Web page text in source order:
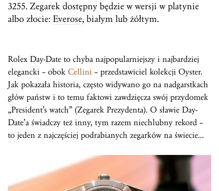
3255. Zegarek dostępny będzie w wersji w platynie
albo złocie: Everose, białym lub żółtym.
Rolex Day-Date to chyba najpopularniejszy i najbardziej
elegancki – obok Cellini – przedstawiciel kolekcji Oyster.
Jak pokazała historia, często widywano go na nadgarstkach
głów państw i to temu faktowi zawdzięcza swój przydomek
„President’s watch” (Zegarek Prezydenta). O sławie Day-
Date’a świadczy też inny, tym razem niechlubny rekord –
to jeden z najczęściej podrabianych zegarków na świecie…